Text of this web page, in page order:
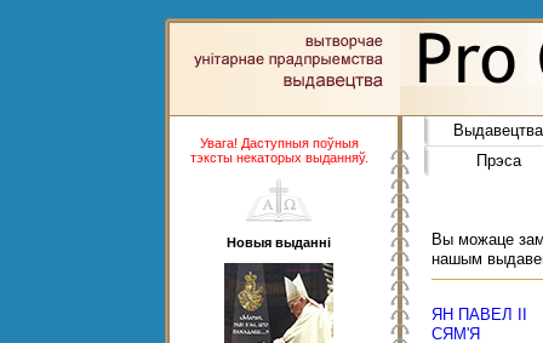
Увага! Даступныя поўныя
тэксты некаторых выданняў.
Новыя выданні
Выдавецтва
Прэса
Вы можаце
нашым
ЯН ПАВЕЛ ІІ
СЯМ'Я